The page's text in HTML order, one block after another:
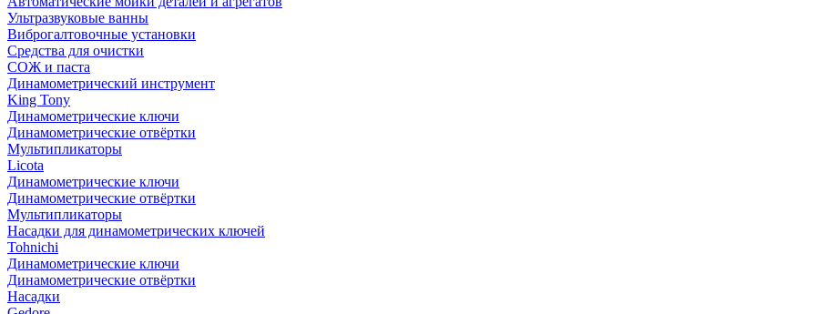
Ультразвуковые ванны
Виброгалтовочные установки
Средства для очистки
СОЖ и паста
Динамометрический инструмент
King Tony
Динамометрические ключи
Динамометрические отвёртки
Мультипликаторы
Licota
Динамометрические ключи
Динамометрические отвёртки
Мультипликаторы
Насадки для динамометрических ключей
Tohnichi
Динамометрические ключи
Динамометрические отвёртки
Насадки